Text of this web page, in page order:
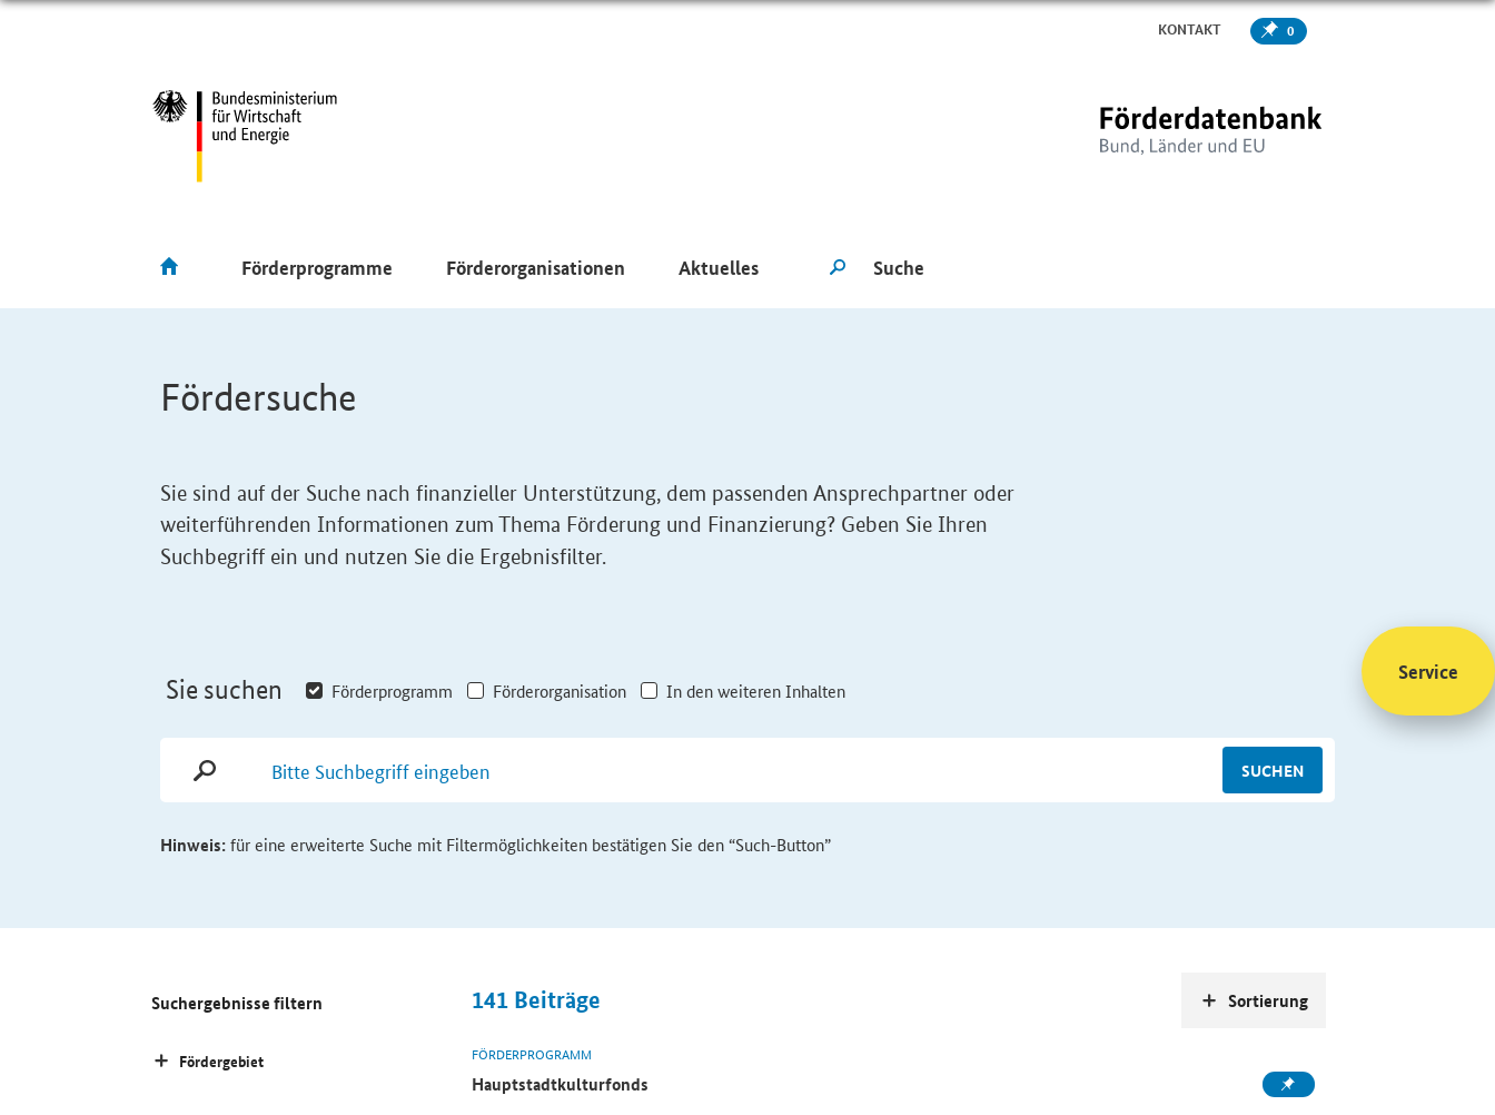
KONTAKT 0
Förderprogramme Förderorganisationen Aktuelles
Fördersuche
Sie sind auf der Suche nach finanzieller Unterstützung, dem passenden Ansprechpartner oder
weiterführenden Informationen zum Thema Förderung und Finanzierung? Geben Sie Ihren
Suchbegriff ein und nutzen Sie die Ergebnisfilter.
Sie suchen Förderprogramm Förderorganisation In den weiteren Inhalten
SUCHEN
Hinweis:für eine erweiterte Suche mit Filtermöglichkeiten bestätigen Sie den “Such-Button”
141 Beiträge
FÖRDERPROGRAMM
Hauptstadtkulturfonds
Sortierung
Suchergebnisse filtern
Fördergebiet
Service